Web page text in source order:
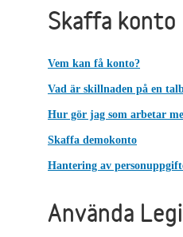
Skaffa konto
Vem kan få konto?
Vad är skillnaden på en
Hur gör jag som arbetar
Skaffa demokonto
Hantering av
Använda